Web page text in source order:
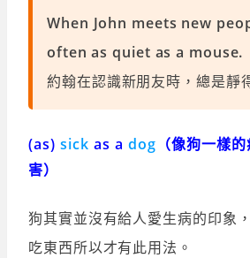
When John meets new
often as quiet as a mouse.
約翰在認識新朋友時，總是靜
(as) sick as a dog （像狗一樣
害）
狗其實並沒有給人愛生病的印象
吃東西所以才有此用法。